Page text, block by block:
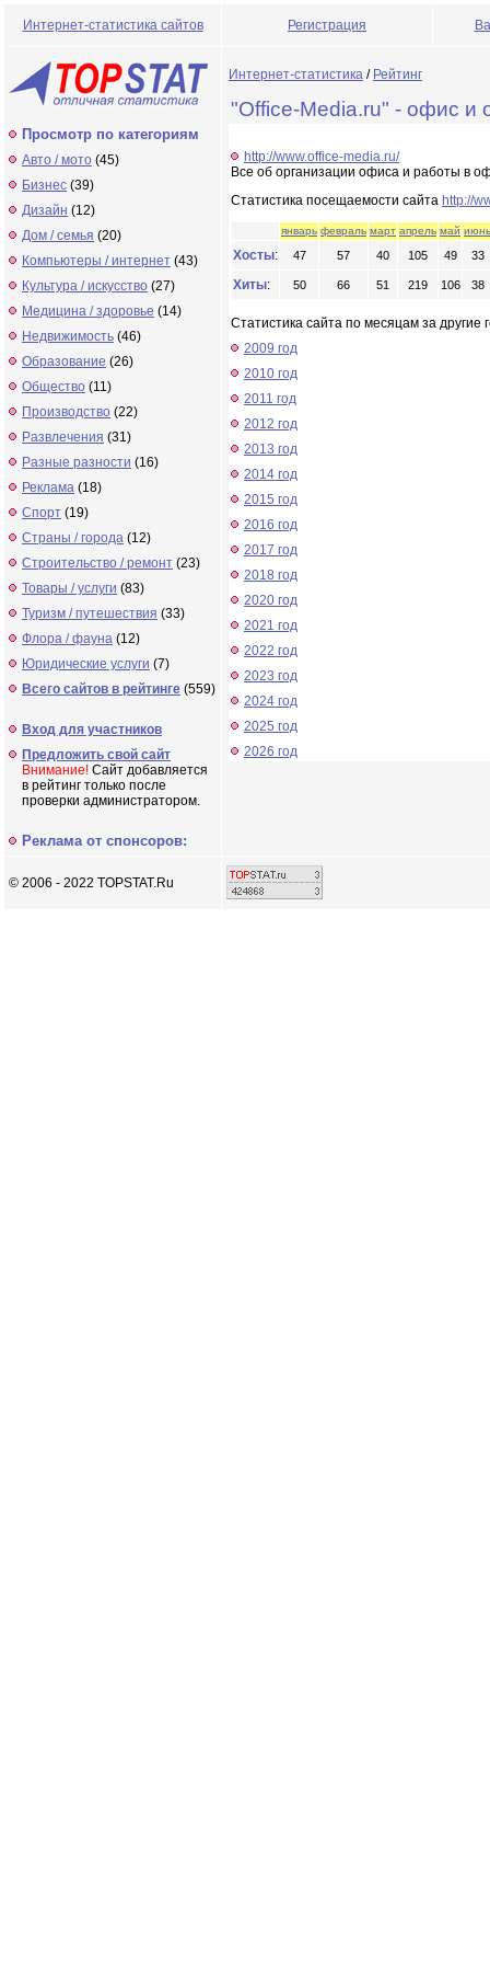
Интернет-статистика сайтов Регистрация
Просмотр по категориям
Авто / мото (45)
Бизнес (39)
Дизайн (12)
Дом / семья (20)
Компьютеры / интернет (43)
Культура / искусство (27)
Медицина / здоровье (14)
Недвижимость (46)
Образование (26)
Общество (11)
Производство (22)
Развлечения (31)
Разные разности (16)
Реклама (18)
Спорт (19)
Страны / города (12)
Строительство / ремонт (23)
Товары / услуги (83)
Туризм / путешествия (33)
Флора / фауна (12)
Юридические услуги (7)
Всего сайтов в рейтинге (559)
Вход для участников
Предложить свой сайт
Внимание! Сайт добавляется
в рейтинг только после
проверки администратором.
Реклама от спонсоров:
Интернет-статистика / Рейтинг
"Office-Media.ru" - офис и
http://www.office-media.ru/
Все об организации офиса и работы в
Статистика посещаемости сайта http://
январь февраль март апрель май июнь
Хосты: 47 57 40 105 49 33
Хиты: 50 66 51 219 106 38
Статистика сайта по месяцам за другие
2009 год
2010 год
2011 год
2012 год
2013 год
2014 год
2015 год
2016 год
2017 год
2018 год
2020 год
2021 год
2022 год
2023 год
2024 год
2025 год
2026 год
© 2006 - 2022 TOPSTAT.Ru